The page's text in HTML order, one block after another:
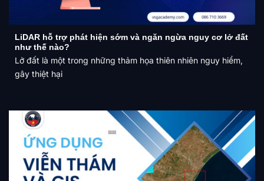
LiDAR hỗ trợ phát hiện sớm và ngăn ngừa nguy cơ lở đất
như thế nào?
Lở đất là một trong những thảm họa thiên nhiên nguy hiểm,
gây thiệt hại